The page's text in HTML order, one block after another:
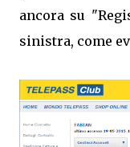
ancora su
sinistra, come